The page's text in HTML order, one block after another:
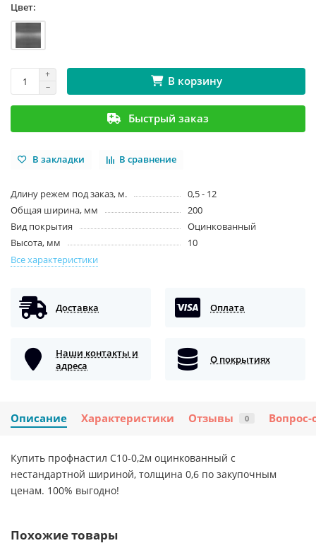
Цвет:
В корзину
Быстрый заказ
В закладки В сравнение
Длину режем под заказ, м.
0,5 - 12
Общая ширина, мм
200
Вид покрытия
Оцинкованный
Высота, мм
10
Все характеристики
Доставка Оплата
Наши контакты и
адреса
О покрытиях
Описание Характеристики Отзывы 0 Вопрос-
Купить профнастил С10-0,2м оцинкованный с
нестандартной шириной, толщина 0,6 по закупочным
ценам. 100% выгодно!
Похожие товары